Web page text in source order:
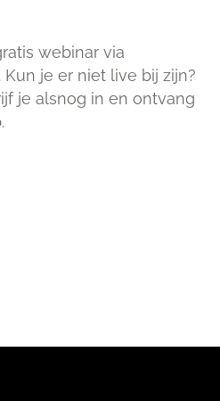
webinar via
je er niet live bij zijn?
je alsnog in en ontvang